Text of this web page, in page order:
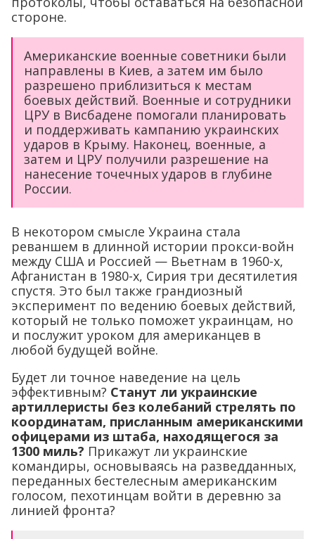
стороне.
Американские военные советники были
направлены в Киев, а затем им было
разрешено приблизиться к местам
боевых действий. Военные и сотрудники
ЦРУ в Висбадене помогали планировать
и поддерживать кампанию украинских
ударов в Крыму. Наконец, военные, а
затем и ЦРУ получили разрешение на
нанесение точечных ударов в глубине
России.
В некотором смысле Украина стала
реваншем в длинной истории прокси-войн
между США и Россией — Вьетнам в 1960-х,
Афганистан в 1980-х, Сирия три десятилетия
спустя. Это был также грандиозный
эксперимент по ведению боевых действий,
который не только поможет украинцам, но
и послужит уроком для американцев в
любой будущей войне.
Будет ли точное наведение на цель
эффективным? Станут ли украинские
артиллеристы без колебаний стрелять по
координатам, присланным американскими
офицерами из штаба, находящегося за
1300 миль? Прикажут ли украинские
командиры, основываясь на разведданных,
переданных бестелесным американским
голосом, пехотинцам войти в деревню за
линией фронта?